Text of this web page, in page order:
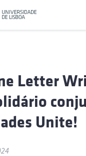
Letter
Unite!